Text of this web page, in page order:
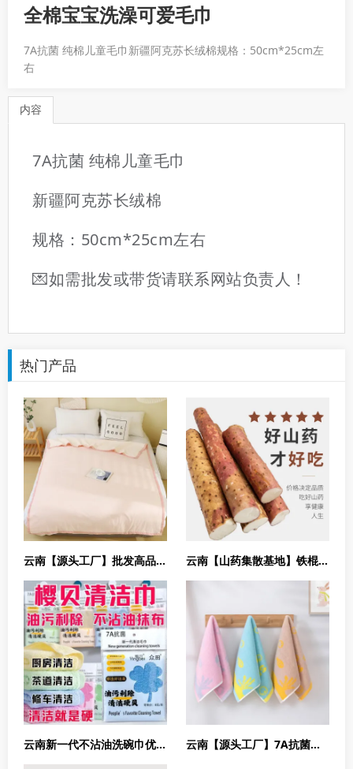
全棉宝宝洗澡可爱毛巾
7A抗菌 纯棉儿童毛巾新疆阿克苏长绒棉规格：50cm*25cm左
右
内容
7A抗菌 纯棉儿童毛巾
新疆阿克苏长绒棉
规格：50cm*25cm左右
💌如需批发或带货请联系网站负责人！
热门产品
云南【源头工厂】批发高品质脱脂棉纯棉被子7A抗菌抗螨 云南【山药集散基地】铁棍糯甜新鲜铁棍小白嘴多规格
云南新一代不沾油洗碗巾优秀厨房去油清洁抹布 云南【源头工厂】7A抗菌儿童纯棉新疆阿克苏长绒棉毛巾柔软吸水面巾全棉宝宝洗澡可爱毛巾